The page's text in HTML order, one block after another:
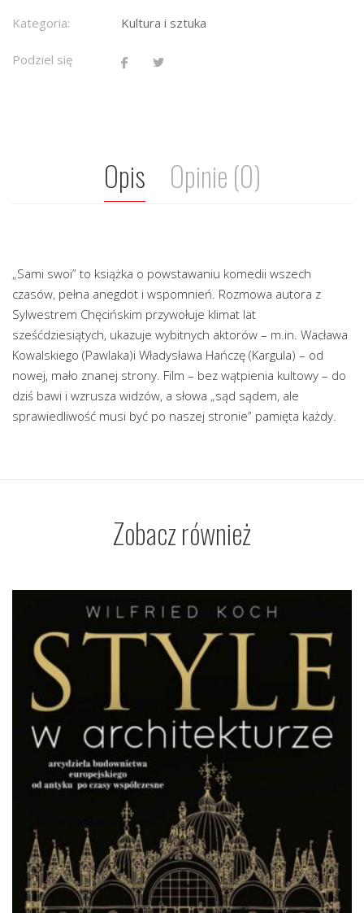
Kategoria: Kultura i sztuka
Podziel się
Opis Opinie (0)
„Sami swoi” to książka o powstawaniu komedii wszech
czasów, pełna anegdot i wspomnień. Rozmowa autora z
Sylwestrem Chęcińskim przywołuje klimat lat
sześćdziesiątych, ukazuje wybitnych aktorów – m.in. Wacława
Kowalskiego (Pawlaka)i Władysława Hańczę (Kargula) – od
nowej, mało znanej strony. Film – bez wątpienia kultowy – do
dziś bawi i wzrusza widzów, a słowa „sąd sądem, ale
sprawiedliwość musi być po naszej stronie” pamięta każdy.
Zobacz również